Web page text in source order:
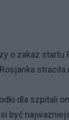
o zakaz startu
straciła
dla szpitali
być